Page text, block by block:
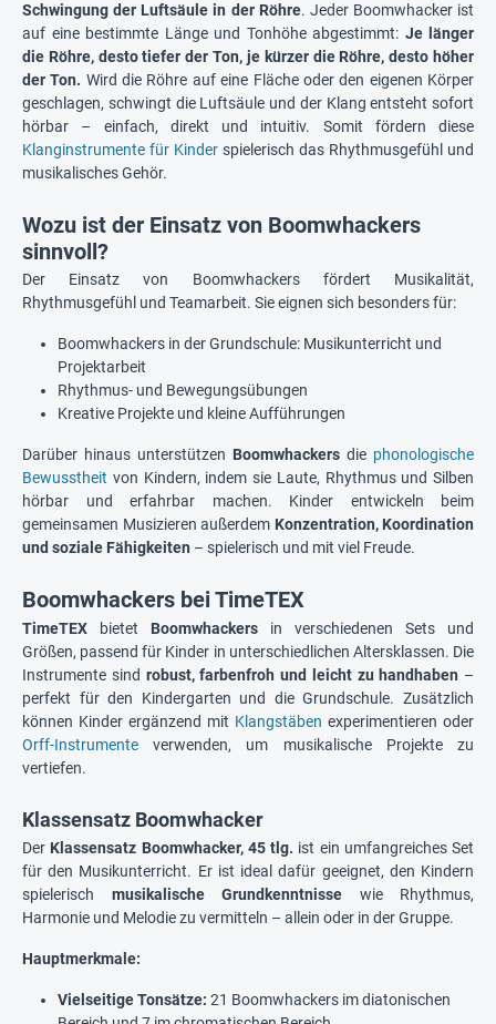
Schwingung der Luftsäule in der Röhre. Jeder Boomwhacker ist
auf eine bestimmte Länge und Tonhöhe abgestimmt: Je länger
die Röhre, desto tiefer der Ton, je kürzer die Röhre, desto höher
der Ton. Wird die Röhre auf eine Fläche oder den eigenen Körper
geschlagen, schwingt die Luftsäule und der Klang entsteht sofort
hörbar – einfach, direkt und intuitiv. Somit fördern diese
Klanginstrumente für Kinder spielerisch das Rhythmusgefühl und
musikalisches Gehör.
Wozu ist der Einsatz von Boomwhackers
sinnvoll?
Der Einsatz von Boomwhackers fördert Musikalität,
Rhythmusgefühl und Teamarbeit. Sie eignen sich besonders für:
Boomwhackers in der Grundschule: Musikunterricht und
Projektarbeit
Rhythmus- und Bewegungsübungen
Kreative Projekte und kleine Aufführungen
Darüber hinaus unterstützen Boomwhackers die phonologische
Bewusstheit von Kindern, indem sie Laute, Rhythmus und Silben
hörbar und erfahrbar machen. Kinder entwickeln beim
gemeinsamen Musizieren außerdem Konzentration, Koordination
und soziale Fähigkeiten – spielerisch und mit viel Freude.
Boomwhackers bei TimeTEX
TimeTEX bietet Boomwhackers in verschiedenen Sets und
Größen, passend für Kinder in unterschiedlichen Altersklassen. Die
Instrumente sind robust, farbenfroh und leicht zu handhaben –
perfekt für den Kindergarten und die Grundschule. Zusätzlich
können Kinder ergänzend mit Klangstäben experimentieren oder
Orff-Instrumente verwenden, um musikalische Projekte zu
vertiefen.
Klassensatz Boomwhacker
Der Klassensatz Boomwhacker, 45 tlg. ist ein umfangreiches Set
für den Musikunterricht. Er ist ideal dafür geeignet, den Kindern
spielerisch musikalische Grundkenntnisse wie Rhythmus,
Harmonie und Melodie zu vermitteln – allein oder in der Gruppe.
Hauptmerkmale:
Vielseitige Tonsätze: 21 Boomwhackers im diatonischen